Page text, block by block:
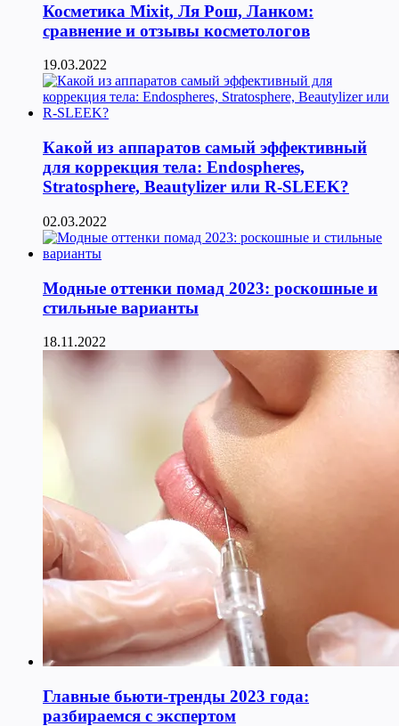
Косметика Мixit, Ля Рош, Ланком:
сравнение и отзывы косметологов
19.03.2022
Какой из аппаратов самый эффективный
для коррекция тела: Endospheres,
Stratosphere, Beautylizer или R-SLEEK?
02.03.2022
Модные оттенки помад 2023: роскошные и
стильные варианты
18.11.2022
Главные бьюти-тренды 2023 года:
разбираемся с экспертом